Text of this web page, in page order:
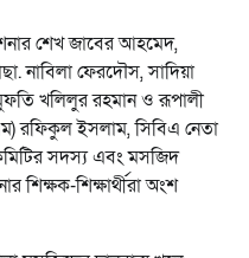
শেখ জাবের আহমেদ,
নাবিলা ফেরদৌস, সাদিয়া
খলিলুর রহমান ও রূপালী
রফিকুল ইসলাম, সিবিএ নেতা
সদস্য এবং মসজিদ
শিক্ষক-শিক্ষার্থীরা অংশ